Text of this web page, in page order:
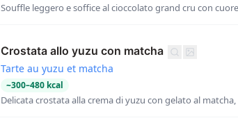
Souffle leggero e soffice al cioccolato grand cru con
Crostata allo yuzu con matcha
Tarte au yuzu et matcha
~300–480 kcal
Delicata crostata alla crema di yuzu con gelato al